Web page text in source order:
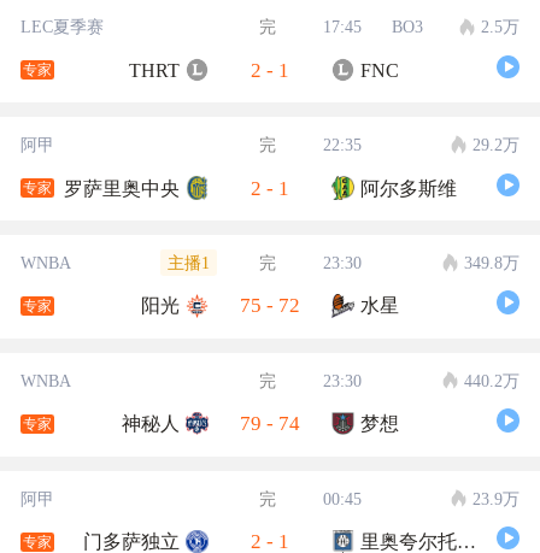
LEC夏季赛 完 17:45 BO3 2.5万
专家 THRT 2 - 1 FNC
阿甲 完 22:35 29.2万
专家 罗萨里奥中央 2 - 1 阿尔多斯维
WNBA 主播1 完 23:30 349.8万
专家 阳光 75 - 72 水星
WNBA 完 23:30 440.2万
专家 神秘人 79 - 74 梦想
阿甲 完 00:45 23.9万
专家 门多萨独立 2 - 1 里奥夸尔托学生队